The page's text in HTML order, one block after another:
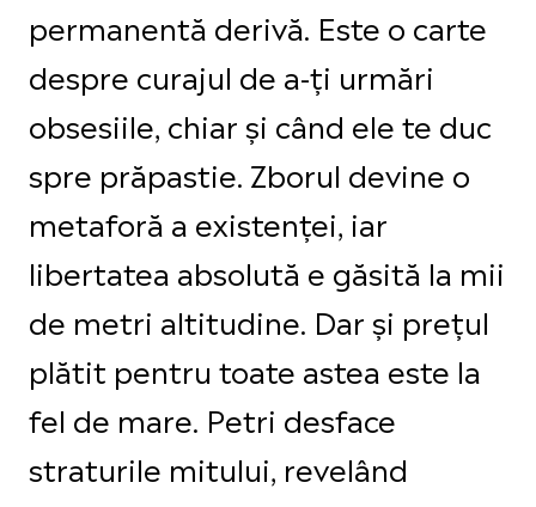
permanentă derivă. Este o carte
despre curajul de a-ți urmări
obsesiile, chiar și când ele te duc
spre prăpastie. Zborul devine o
metaforă a existenței, iar
libertatea absolută e găsită la mii
de metri altitudine. Dar și prețul
plătit pentru toate astea este la
fel de mare. Petri desface
straturile mitului, revelând